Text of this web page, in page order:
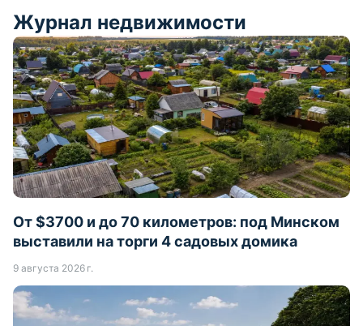
Журнал недвижимости
От $3700 и до 70 километров: под Минском
выставили на торги 4 садовых домика
9 августа 2026 г.